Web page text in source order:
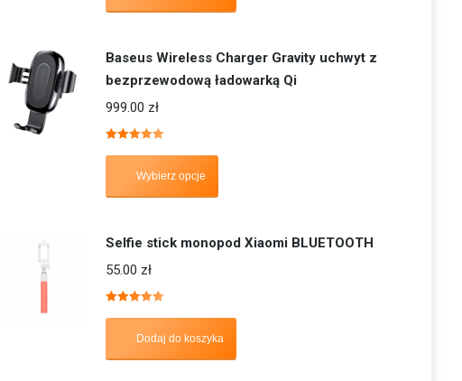
Baseus Wireless Charger Gravity uchwyt z
bezprzewodową ładowarką Qi
999.00 zł
Wybierz opcje
Selfie stick monopod Xiaomi BLUETOOTH
55.00 zł
Dodaj do koszyka